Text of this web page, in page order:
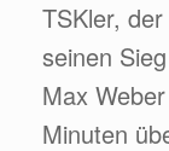
TSKler,
seinen
Max
Minuten